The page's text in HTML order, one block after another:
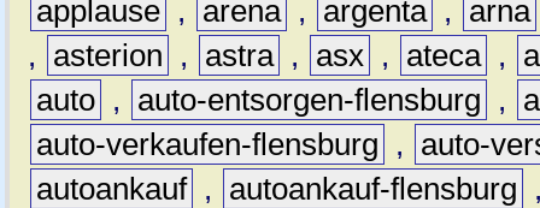
applause , arena , argenta , arna
,
asterion , astra , asx , ateca ,
auto , auto-entsorgen-flensburg ,
auto-verkaufen-flensburg
,
auto-
autoankauf , autoankauf-flensburg